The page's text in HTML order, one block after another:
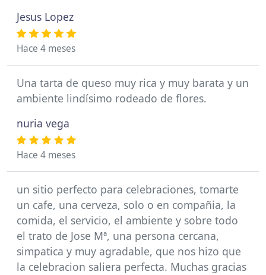
Jesus Lopez
Hace 4 meses
Una tarta de queso muy rica y muy barata y un
ambiente lindísimo rodeado de flores.
nuria vega
Hace 4 meses
un sitio perfecto para celebraciones, tomarte
un cafe, una cerveza, solo o en compañia, la
comida, el servicio, el ambiente y sobre todo
el trato de Jose Mª, una persona cercana,
simpatica y muy agradable, que nos hizo que
la celebracion saliera perfecta. Muchas gracias